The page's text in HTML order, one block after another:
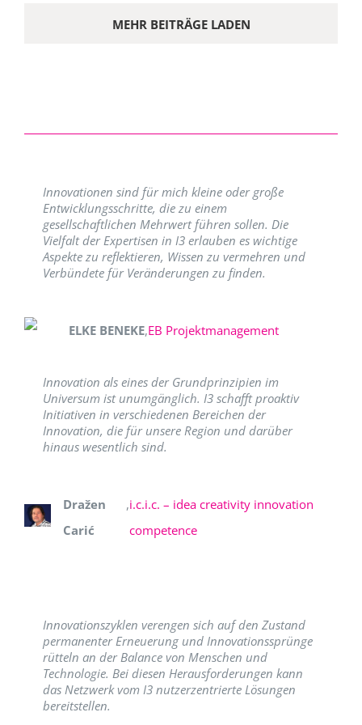
MEHR BEITRÄGE LADEN
Innovationen sind für mich kleine oder große
Entwicklungsschritte, die zu einem
gesellschaftlichen Mehrwert führen sollen. Die
Vielfalt der Expertisen in I3 erlauben es wichtige
Aspekte zu reflektieren, Wissen zu vermehren und
Verbündete für Veränderungen zu finden.
ELKE BENEKE,EB Projektmanagement
Innovation als eines der Grundprinzipien im
Universum ist unumgänglich. I3 schafft proaktiv
Initiativen in verschiedenen Bereichen der
Innovation, die für unsere Region und darüber
hinaus wesentlich sind.
Dražen
Carić
,i.c.i.c. – idea creativity innovation
competence
Innovationszyklen verengen sich auf den Zustand
permanenter Erneuerung und Innovationssprünge
rütteln an der Balance von Menschen und
Technologie. Bei diesen Herausforderungen kann
das Netzwerk vom I3 nutzerzentrierte Lösungen
bereitstellen.